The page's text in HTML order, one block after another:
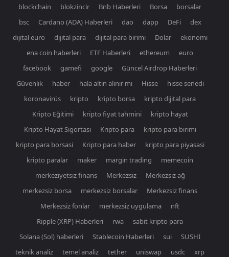
blockchain
blokzincir Bnb Haberleri Borsa
borsalar
bsc
Cardano (ADA) Haberleri dao dapp DeFi
dex
dijital euro
dijital para dijital para birimi Dolar
ekonomi
ena coin haberleri
ETF Haberleri ethereum
euro
facebook
gamefi google
Güncel Airdrop Haberleri
Güvenlik
haber hala altın alınır mı Hisse
hisse senedi
koronavirüs
kripto kripto borsa
kripto dijital para
Kripto Eğitimi
kripto fiyat tahmini
kripto hayat
Kripto Hayat Sigortası
Kripto para
kripto para birimi
kripto para borsasi
Kripto para haber
kripto para piyasasi
kripto paralar
maker margin trading
memecoin
merkeziyetsiz finans
Merkezsiz
Merkezsiz ağ
merkezsiz borsa
merkezsiz borsalar
Merkezsiz finans
Merkezsiz fonlar
merkezsiz uygulama
nft
Ripple (XRP) Haberleri
rwa
sabit kripto para
Solana (Sol) haberleri
Stablecoin Haberleri sui
SUSHI
teknik analiz
temel analiz tether uniswap usdc xrp